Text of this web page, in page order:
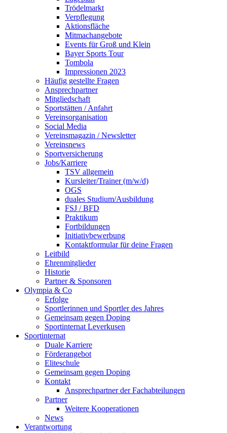
Trödelmarkt
Verpflegung
Aktionsfläche
Mitmachangebote
Events für Groß und Klein
Bayer Sports Tour
Tombola
Impressionen 2023
Häufig gestellte Fragen
Ansprechpartner
Mitgliedschaft
Sportstätten / Anfahrt
Vereinsorganisation
Social Media
Vereinsmagazin / Newsletter
Vereinsnews
Sportversicherung
Jobs/Karriere
TSV allgemein
Kursleiter/Trainer (m/w/d)
OGS
duales Studium/Ausbildung
FSJ / BFD
Praktikum
Fortbildungen
Initiativbewerbung
Kontaktformular für deine Fragen
Leitbild
Ehrenmitglieder
Historie
Partner & Sponsoren
Olympia & Co
Erfolge
Sportlerinnen und Sportler des Jahres
Gemeinsam gegen Doping
Sportinternat Leverkusen
Sportinternat
Duale Karriere
Förderangebot
Eliteschule
Gemeinsam gegen Doping
Kontakt
Ansprechpartner der Fachabteilungen
Partner
Weitere Kooperationen
News
Verantwortung